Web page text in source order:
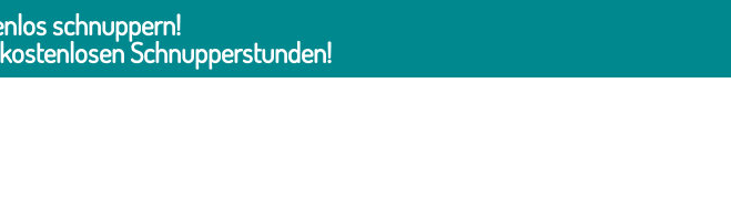
schnuppern!
Schnupperstunden!